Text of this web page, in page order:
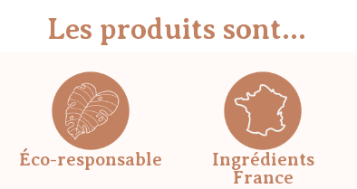
Les produits sont...
Éco-responsable
Ingrédients
France